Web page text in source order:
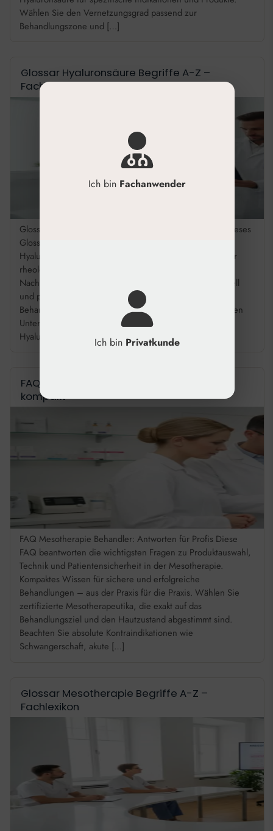
Wählen Sie den Vernetzungsgrad passend zur
Behandlungszone und […]
Glossar Hyaluronsäure Begriffe A-Z –
Fachlexikon
Glossar Hyaluronsäure Begriffe A-Z für Fachanwender Dieses
Glossar fasst die wichtigsten Fachbegriffe rund um
Hyaluronsäure zusammen – von der Molekülstruktur über
rheologische Parameter bis zu INCI-Bezeichnungen. Ein
Nachschlagewerk für die tägliche Praxis, wenn Sie schnell
und präzise Produktdaten vergleichen oder
Behandlungsoptionen bewerten wollen. Verstehen Sie den
Unterschied zwischen vernetzter und unvernetzter
Hyaluronsäure für Filler und […]
FAQ Mesotherapie Behandler: Fachwissen
kompakt
FAQ Mesotherapie Behandler: Antworten für Profis Diese
FAQ beantworten die wichtigsten Fragen zu Produktauswahl,
Technik und Patientensicherheit in der Mesotherapie.
Kompaktes Wissen für sichere und erfolgreiche
Behandlungen – aus der Praxis für die Praxis. Wählen Sie
zertifizierte Mesotherapeutika, die exakt auf das
Behandlungsziel und den Hautzustand abgestimmt sind.
Beachten Sie absolute Kontraindikationen wie
Schwangerschaft, akute […]
Glossar Mesotherapie Begriffe A-Z –
Fachlexikon
Ich bin Fachanwender
Ich bin Privatkunde